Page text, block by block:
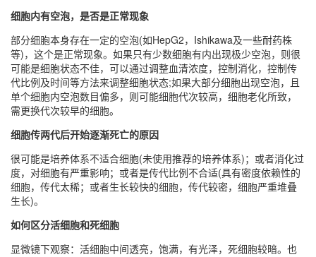
细胞内有空泡，是否是正常现象
部分细胞本身存在一定的空泡(如HepG2，Ishikawa及一些耐药株
等)，这个是正常现象。如果只有少数细胞有内出现极少空泡，则很
可能是细胞状态不佳，可以通过调整血清浓度，控制消化，控制传
代比例及时间等方法来调整细胞状态;如果大部分细胞出现空泡，且
单个细胞内空泡数目偏多，则可能细胞代次较高，细胞老化所致，
需更换代次较早的细胞。
细胞传两代后开始逐渐死亡的原因
很可能是培养体系不适合细胞(未使用推荐的培养体系)；或者消化过
度，对细胞有严重影响；或者是传代比例不合适(具有密度依赖性的
细胞，传代太稀；或者生长较快的细胞，传代较密，细胞严重堆叠
生长)。
如何区分活细胞和死细胞
显微镜下观察：活细胞中间透亮，饱满，有光泽，死细胞较暗。也